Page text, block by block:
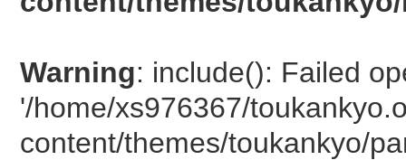
Warning: include(): Failed
'/home/xs976367/
content/themes/toukankyo/